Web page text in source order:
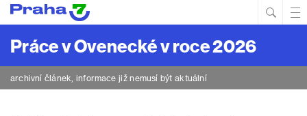
Práce v Ovenecké v roce 2026
archivní článek, informace již nemusí být aktuální